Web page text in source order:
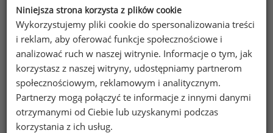
Poniższa tabela prezentuje zarobki pracowników
z różnym stażem pracy w 2020 roku. Osoby,
ze stażem pracy krótszym niż 6 lat, zarabiały poniżej
mediany ogólnopolskiej.
Tabela 3. Miesięczne wynagrodzenia całkowite osób
z różnym stażem pracy w 2020 roku (brutto w PLN)
Niniejsza strona korzysta z plików cookie
Wykorzystujemy pliki cookie do spersonalizowania treści
i reklam, aby oferować funkcje społecznościowe i
analizować ruch w naszej witrynie. Informacje o tym, jak
korzystasz z naszej witryny, udostępniamy partnerom
społecznościowym, reklamowym i analitycznym.
Partnerzy mogą połączyć te informacje z innymi danymi
otrzymanymi od Ciebie lub uzyskanymi podczas
korzystania z ich usług.